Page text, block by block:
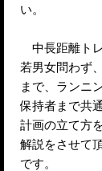
い。
中長距離ト
若男女問わず
まで、ランニ
保持者まで共
計画の立て方
解説をさせて
です。